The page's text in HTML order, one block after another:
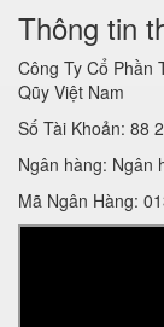
Thông tin
Công Ty Cổ Phần
Qũy Việt Nam
Số Tài Khoản: 88
Ngân hàng: Ngân
Mã Ngân Hàng: